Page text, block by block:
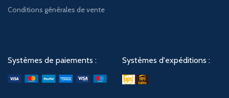
Conditions générales de vente
Systèmes de paiements : Systèmes d'expéditions :